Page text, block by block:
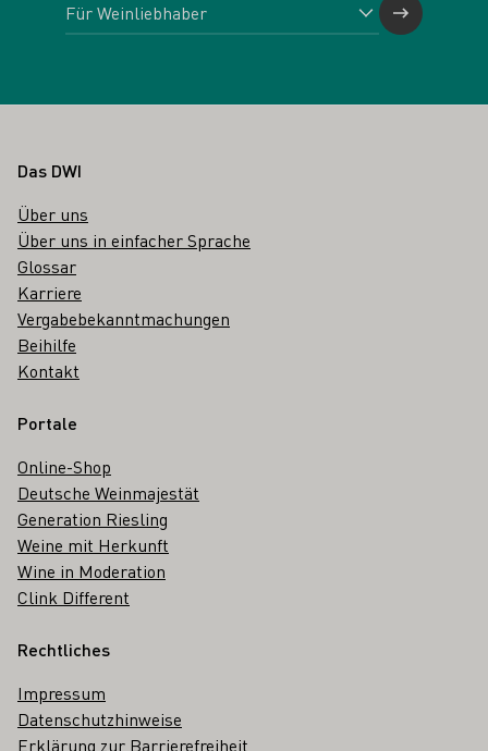
Fußbereich
Das DWI
Über uns
Über uns in einfacher Sprache
Glossar
Karriere
Vergabebekanntmachungen
Beihilfe
Kontakt
Portale
Online-Shop
Deutsche Weinmajestät
Generation Riesling
Weine mit Herkunft
Wine in Moderation
Clink Different
Rechtliches
Impressum
Datenschutzhinweise
Erklärung zur Barrierefreiheit